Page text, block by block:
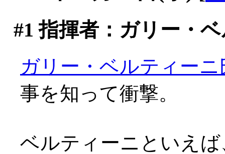
#1 指揮者：ガリー・
ガリー・ベルティー
事を知って衝撃。
ベルティーニといえ